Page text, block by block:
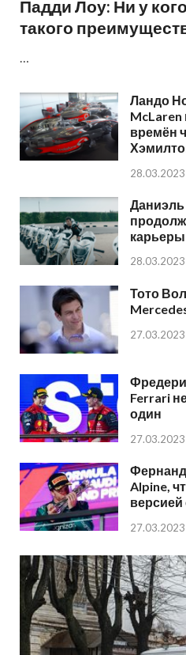
Падди Лоу: Ни у
такого
…
Ландо
McLaren
времён
28.03.2023
Даниэль
28.03.2023
Тото
27.03.2023
Ferrari
один
27.03.2023
Alpine,
версией
27.03.2023